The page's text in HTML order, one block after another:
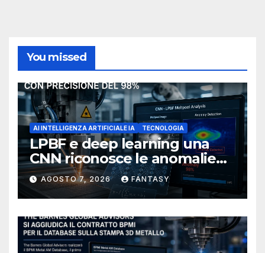
You missed
AI INTELLIGENZA ARTIFICIALE IA TECNOLOGIA
LPBF e deep learning una
CNN riconosce le anomalie
del bagno di fusione
AGOSTO 7, 2026 FANTASY